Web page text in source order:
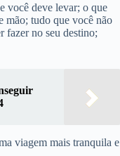
você deve levar; o que
mão; tudo que você não
fazer no seu destino;
viagem mais tranquila e